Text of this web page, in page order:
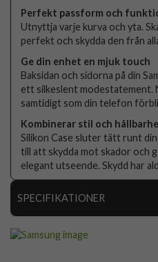
Perfekt passform och
Utnyttja varje kurva och yta.
perfekt och skydda den från
Ge din enhet en mjuk touch
Baksidan och sidorna på din
ett silkeslent modestatement.
samtidigt som din telefon
Kombinerar stil och
Silikon Case sluter tätt runt
till att skydda mot skador och
elegant utseende. Skydd har
SPECIFIKATIONER